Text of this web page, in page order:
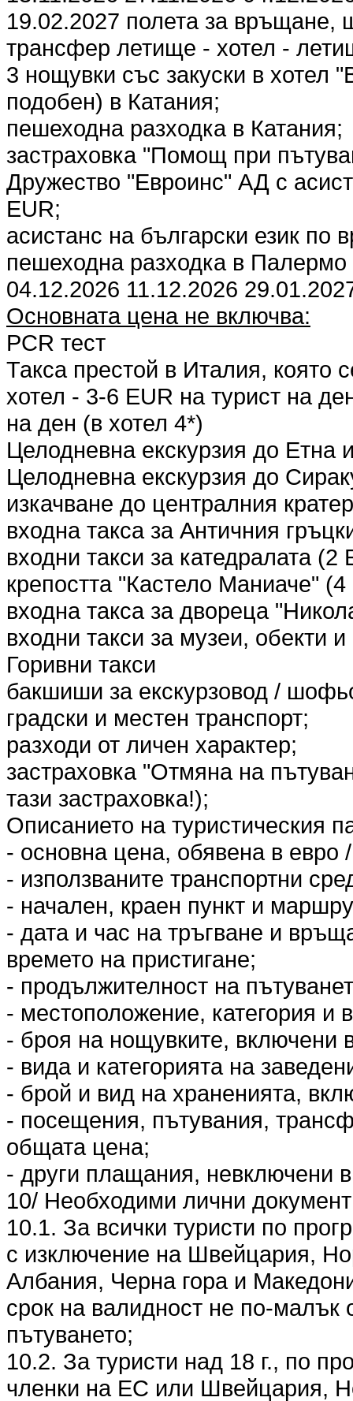
19.02.2027 полета за връщане,
трансфер летище - хотел -
3 нощувки със закуски в хотел
подобен) в Катания;
пешеходна разходка в Катания;
застраховка "Помощ при
Дружество "Евроинс" АД с
EUR;
асистанс на български език по
пешеходна разходка в Палермо
04.12.2026 11.12.2026
Основната цена не включва:
PCR тест
Такса престой в Италия, която
хотел - 3-6 EUR на турист на
на ден (в хотел 4*)
Целодневна екскурзия до Етна
Целодневна екскурзия до
изкачване до централния
входна такса за Античния
входни такси за катедралата
крепостта "Кастело Маниаче"
входна такса за дворецa
входни такси за музеи, обекти
Горивни такси
бакшиши за екскурзовод /
градски и местен транспорт;
разходи от личен характер;
застраховка "Отмяна на
тази застраховка!);
Описанието на туристическия
- основна цена, обявена в евро
- използваните транспортни
- начален, краен пункт и
- дата и час на тръгване и
времето на пристигане;
- продължителност на
- местоположение, категория и
- броя на нощувките, включени
- вида и категорията на
- брой и вид на храненията,
- посещения, пътувания,
общата цена;
- други плащания, невключени
10/ Необходими лични
10.1. За всички туристи по
с изключение на Швейцария,
Албания, Черна гора и
срок на валидност не по-
пътуването;
10.2. За туристи над 18 г., по
членки на ЕС или Швейцария,